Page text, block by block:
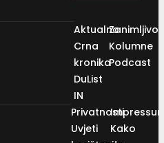
Aktualno
Crna
kronika
DuList
IN
Kolumne
Podcast
Privatnosti
Uvjeti
Kako